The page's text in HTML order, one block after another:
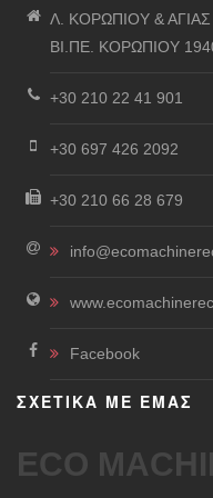
Λ. ΚΟΡΩΠΙΟΥ &
ΒΙ.ΠΕ. ΚΟΡΩΠΙΟΥ
+30 210 22 41 901
+30 697 426 2092
+30 210 66 28 679
Facebook
ΣΧΕΤΙΚΑ ΜΕ ΕΜΑΣ
ECO